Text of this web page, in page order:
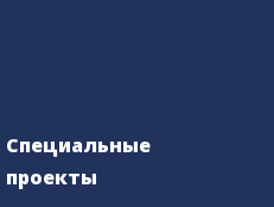
Специальные
проекты